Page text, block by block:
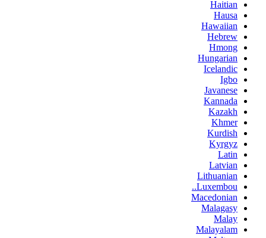
Haitian
Hausa
Hawaiian
Hebrew
Hmong
Hungarian
Icelandic
Igbo
Javanese
Kannada
Kazakh
Khmer
Kurdish
Kyrgyz
Latin
Latvian
Lithuanian
Luxembou..
Macedonian
Malagasy
Malay
Malayalam